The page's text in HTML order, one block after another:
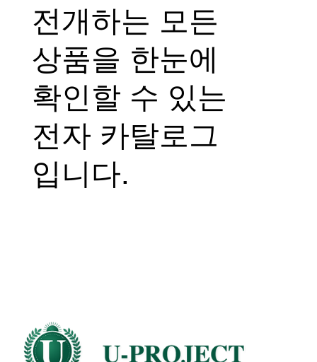
전개하는 모든
상품을 한눈에
확인할 수 있는
전자 카탈로그
입니다.